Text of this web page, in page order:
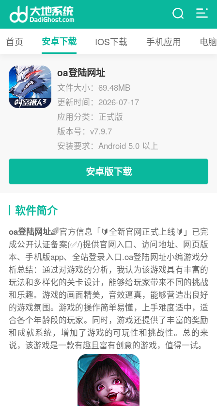
首页 安卓下载 IOS下载 手机应用 电
oa登陆网址
文件大小：69.48MB
更新时间：2026-07-17
应用分类：正式版
版本号：v7.9.7
安装要求：Android 5.0 以上
安卓版下载
软件简介
oa登陆网址🌈官方信息「🔰全新官网正式上线🔰」已完
成公开认证备案(✅/)提供官网入口、访问地址、网页版
本、手机版app、全站登录入口.oa登陆网址小编游戏分
析总结：通过对游戏的分析，我认为该游戏具有丰富的
玩法和多样化的关卡设计，能够给玩家带来不同的挑战
和乐趣。游戏的画面精美，音效逼真，能够营造出良好
的游戏氛围。游戏的操作简单易懂，上手难度适中，适
合各个年龄段的玩家。同时，游戏还提供了丰富的奖励
和成就系统，增加了游戏的可玩性和挑战性。总的来
说，该游戏是一款有趣且富有创意的游戏，值得一试。